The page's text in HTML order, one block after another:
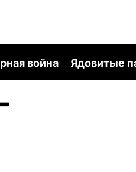
война Ядовитые